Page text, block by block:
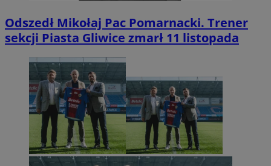
Odszedł Mikołaj Pac Pomarnacki. Trener
sekcji Piasta Gliwice zmarł 11 listopada